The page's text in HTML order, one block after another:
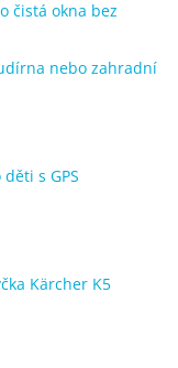
čistá okna bez
nebo zahradní
s GPS
Kärcher K5